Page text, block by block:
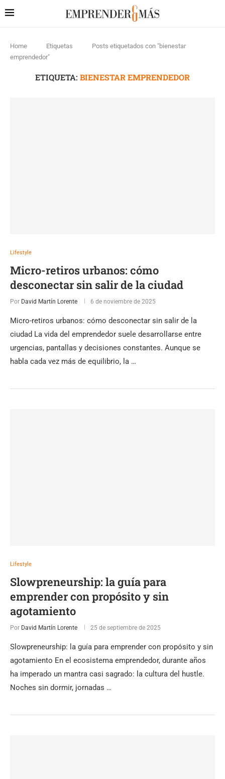
Home Etiquetas
Posts etiquetados con "bienestar
emprendedor"
ETIQUETA: BIENESTAR EMPRENDEDOR
Lifestyle
Micro-retiros urbanos: cómo
desconectar sin salir de la ciudad
Por David Martín Lorente 6 de noviembre de 2025
Micro-retiros urbanos: cómo desconectar sin salir de la
ciudad La vida del emprendedor suele desarrollarse entre
urgencias, pantallas y decisiones constantes. Aunque se
habla cada vez más de equilibrio, la …
Lifestyle
Slowpreneurship: la guía para
emprender con propósito y sin
agotamiento
Por David Martín Lorente 25 de septiembre de 2025
Slowpreneurship: la guía para emprender con propósito y sin
agotamiento En el ecosistema emprendedor, durante años
ha imperado un mantra casi sagrado: la cultura del hustle.
Noches sin dormir, jornadas …